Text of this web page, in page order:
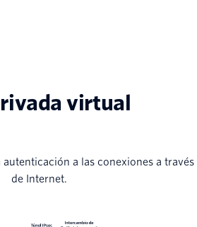
virtual
a las conexiones a través
de Internet.